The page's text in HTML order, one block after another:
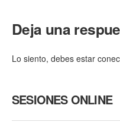
Deja una
Lo siento, debes estar
SESIONES ONLINE